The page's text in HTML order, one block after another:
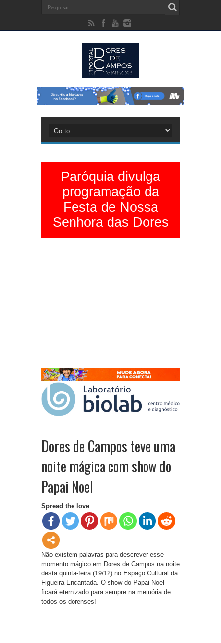
Paróquia divulga
programação da
Festa de Nossa
Senhora das Dores
Dores de Campos teve uma
noite mágica com show do
Papai Noel
Spread the love
Não existem palavras para descrever esse
momento mágico em Dores de Campos na noite
desta quinta-feira (19/12) no Espaço Cultural da
Figueira Encantada. O show do Papai Noel
ficará eternizado para sempre na memória de
todos os dorenses!